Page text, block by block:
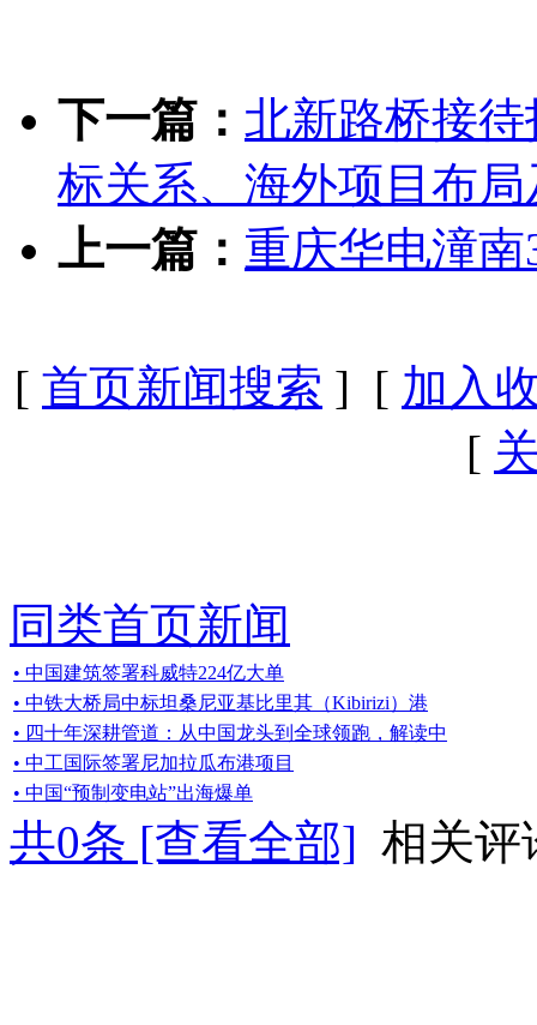
下一篇： 北新路桥接
标关系、海外项目布
上一篇： 重庆华电潼
[ 首页新闻搜索 ] [ 加入
[
同类首页新闻
• 中国建筑签署科威特224亿大单
• 中铁大桥局中标坦桑尼亚基比里其（Kibirizi）港
• 四十年深耕管道：从中国龙头到全球领跑，解读中
• 中工国际签署尼加拉瓜布港项目
• 中国“预制变电站”出海爆单
共0条 [查看全部] 相关评